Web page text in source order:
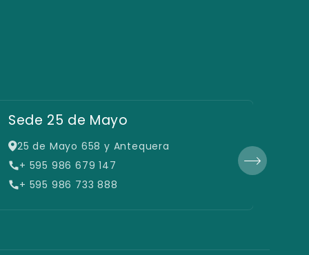
Sede 25 de Mayo
25 de Mayo 658 y Antequera
+ 595 986 679 147
+ 595 986 733 888